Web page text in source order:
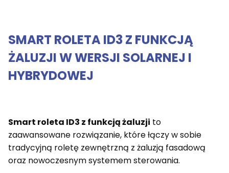
SMART ROLETA ID3 Z FUNKCJĄ
ŻALUZJI W WERSJI SOLARNEJ I
HYBRYDOWEJ
Smart roleta ID3 z funkcją żaluzji to
zaawansowane rozwiązanie, które łączy w sobie
tradycyjną roletę zewnętrzną z żaluzją fasadową
oraz nowoczesnym systemem sterowania.